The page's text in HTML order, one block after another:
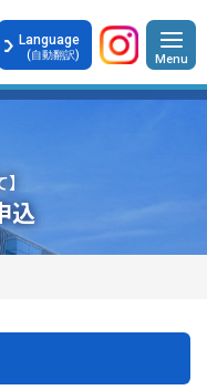
Language
(自動翻訳)
込